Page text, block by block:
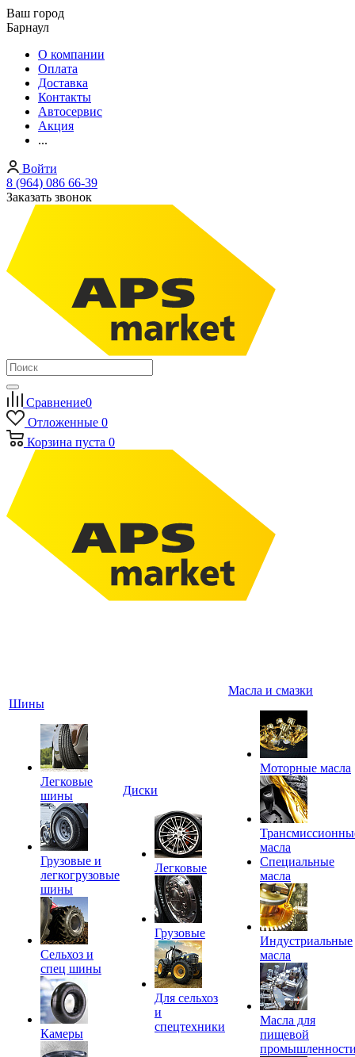
Ваш город
Барнаул
О компании
Оплата
Доставка
Контакты
Автосервис
Акция
...
Войти
8 (964) 086 66-39
Заказать звонок
Сравнение0
Отложенные 0
Корзина пуста 0
Шины
Легковые
шины
Грузовые и
легкогрузовые
шины
Сельхоз и
спец шины
Камеры
Диски
Легковые
Грузовые
Для сельхоз
и
спецтехники
Масла и смазки
Моторные масла
масла
Специальные
масла
Индустриальные
масла
Масла для
пищевой